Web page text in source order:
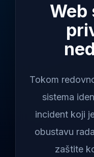
Web
Tokom
sistema
incident koji
obustavu
zaštite